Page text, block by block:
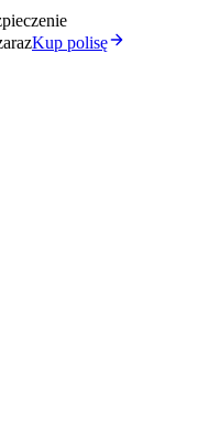
Kup polisę